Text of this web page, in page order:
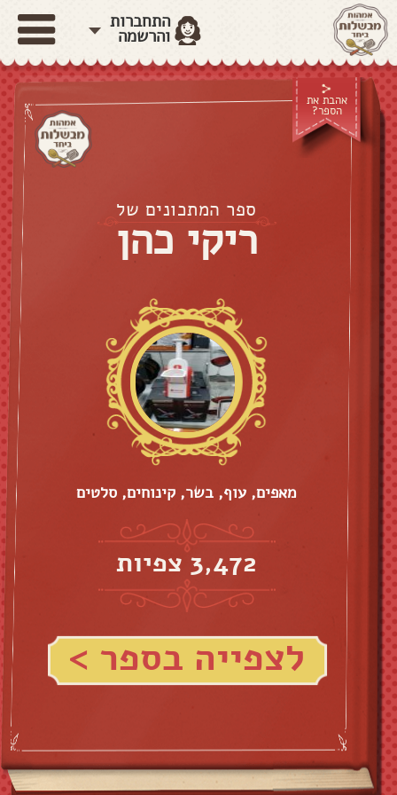
התחברות
והרשמה
אהבת את
הספר?
ספר המתכונים של
ריקי כהן
מאפים, עוף, בשר, קינוחים, סלטים
3,472 צפיות
לצפייה בספר >